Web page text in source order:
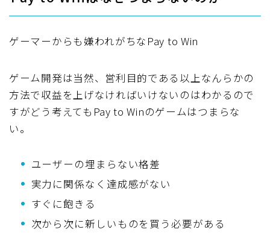
ゲーマーからも嫌われがちなPay to Win
ゲーム開発は当然、営利目的である以上なんらかの
方法で収益を上げなければいけないのはわかるので
すがどう考えてもPay to Winのゲームはつまらな
い。
ユーザーの埋まらない格差
実力に関係なく達成感がない
すぐに飽きる
次から次に新しいものを買う必要がある